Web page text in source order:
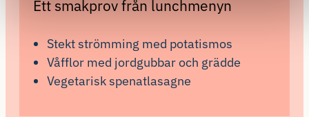
Ett smakprov från lunchmenyn
Stekt strömming med potatismos
Våfflor med jordgubbar och grädde
Vegetarisk spenatlasagne